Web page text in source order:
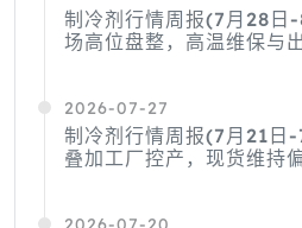
制冷剂行情周报(7月28日
场高位盘整，高温维保与
2026-07-27
制冷剂行情周报(7月21日
叠加工厂控产，现货维持